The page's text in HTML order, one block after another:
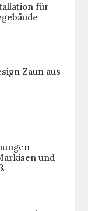
für
Zaun aus
und